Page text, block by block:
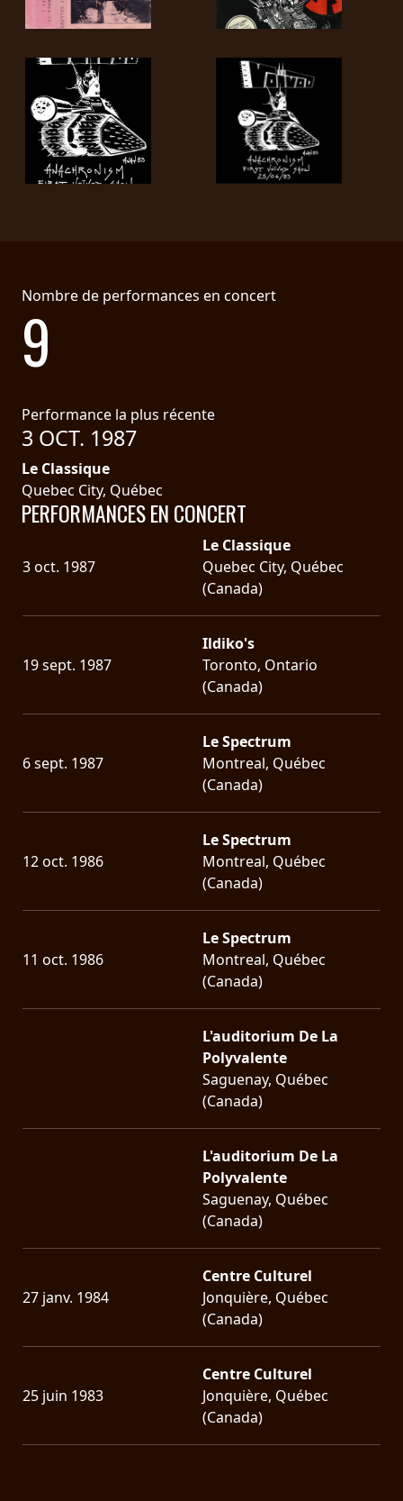
Nombre de performances en concert
9
Performance la plus récente
3 OCT. 1987
Le Classique
Quebec City, Québec
PERFORMANCES EN CONCERT
3 oct. 1987
Le Classique
Quebec City, Québec
(Canada)
19 sept. 1987
Ildiko's
Toronto, Ontario
(Canada)
6 sept. 1987
Le Spectrum
Montreal, Québec
(Canada)
12 oct. 1986
Le Spectrum
Montreal, Québec
(Canada)
11 oct. 1986
Le Spectrum
Montreal, Québec
(Canada)
L'auditorium De La
Polyvalente
Saguenay, Québec
(Canada)
L'auditorium De La
Polyvalente
Saguenay, Québec
(Canada)
27 janv. 1984
Centre Culturel
Jonquière, Québec
(Canada)
25 juin 1983
Centre Culturel
Jonquière, Québec
(Canada)